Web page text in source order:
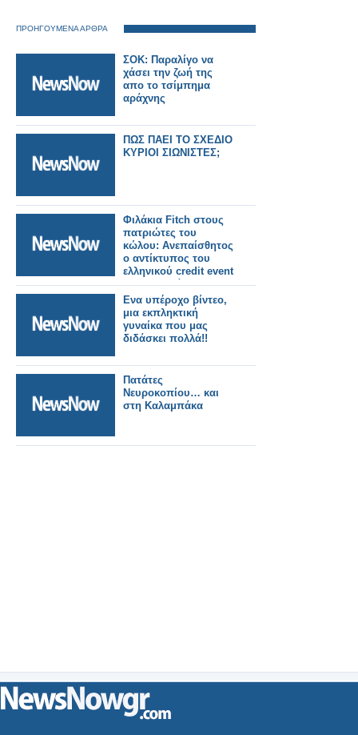
ΠΡΟΗΓΟΥΜΕΝΑ ΑΡΘΡΑ
ΣΟΚ: Παραλίγο να
χάσει την ζωή της
απο το τσίμπημα
αράχνης
ΠΩΣ ΠΑΕΙ ΤΟ ΣΧΕΔΙΟ
ΚΥΡΙΟΙ ΣΙΩΝΙΣΤΕΣ;
Φιλάκια Fitch στους
πατριώτες του
κώλου: Ανεπαίσθητος
ο αντίκτυπος του
ελληνικού credit event
στην παγκόσμια
αγορά των CDS
Ενα υπέροχο βίντεο,
μια εκπληκτική
γυναίκα που μας
διδάσκει πολλά!!
Πατάτες
Νευροκοπίου… και
στη Καλαμπάκα